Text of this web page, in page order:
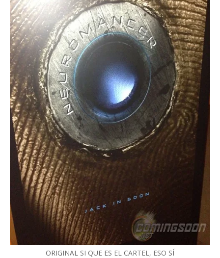
ORIGINAL SI QUE ES EL CARTEL, ESO SÍ